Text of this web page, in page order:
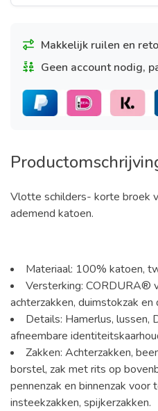
Makkelijk ruilen en
Geen account nodig,
Vlotte schilders- korte broek
ademend katoen.
Materiaal: 100% katoen,
Versterking: CORDURA®
achterzakken, duimstokzak en
Details: Hamerlus, lussen,
afneembare
Zakken: Achterzakken,
borstel, zak met rits op
pennenzak en binnenzak
insteekzakken, spijkerzakken.